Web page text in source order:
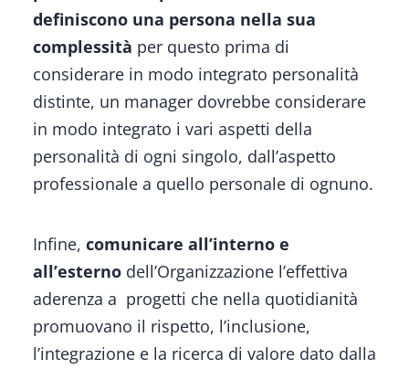
definiscono una persona nella sua
complessità per questo prima di
considerare in modo integrato personalità
distinte, un manager dovrebbe considerare
in modo integrato i vari aspetti della
personalità di ogni singolo, dall’aspetto
professionale a quello personale di ognuno.
Infine, comunicare all’interno e
all’esterno dell’Organizzazione l’effettiva
aderenza a progetti che nella quotidianità
promuovano il rispetto, l’inclusione,
l’integrazione e la ricerca di valore dato dalla